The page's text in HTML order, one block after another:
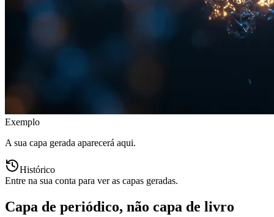
Exemplo
A sua capa gerada aparecerá aqui.
Histórico
Entre na sua conta para ver as capas geradas.
Capa de periódico, não capa de livro